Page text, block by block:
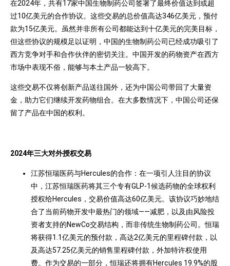
在2024年，共有17家中国生物制药公司签署了最终价值达到或超
过10亿美元的合作协议。这些交易的总价值高达346亿美元，预付
款为15亿美元。虽然并非所有公司都能达到十亿美元的完美目标，
但这些协议的规模足以证明，中国的生物制药公司已经成功吸引了
西方竞争对手和合作伙伴的密切关注。中国开发的药物资产在西方
市场中表现不俗，能够与本土产品一较高下。
这些交易不仅将创新产品送往国外，还为中国公司带回了大量资
金，助力它们继续开发药物组合。在大多数情况下，中国公司还保
留了产品在中国的权利。
2024年三大对外授权交易
江苏恒瑞医药与Hercules的合作：在一项引人注目的协议
中，江苏恒瑞医药将其三个专有GLP-1候选药物的全球权利
授权给Hercules，交易价值高达60亿美元。该协议巧妙地结
合了当前药物开发中最热门的领域——减肥，以及由风险投
资者支持的NewCo交易结构，而非传统生物制药公司。恒瑞
将获得1.1亿美元的预付款，高达2亿美元的里程碑付款，以
及高达57.25亿美元的销售里程碑付款，外加特许权使用
费。作为交易的一部分，恒瑞还将拥有Hercules 19.9%的股